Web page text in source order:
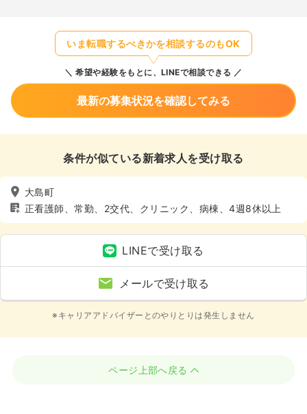
いま転職するべきかを相談するのもOK
希望や経験をもとに、LINEで相談できる
最新の募集状況を確認してみる
条件が似ている新着求人を受け取る
大島町
正看護師、常勤、2交代、クリニック、病棟、4週8休以上
LINEで受け取る
メールで受け取る
※キャリアアドバイザーとのやりとりは発生しません
ページ上部へ戻る